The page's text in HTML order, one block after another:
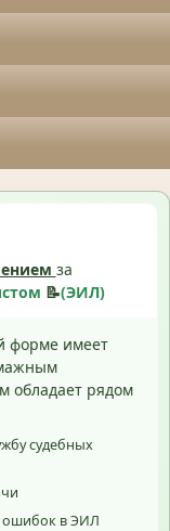
за
📝(ЭИЛ)
форме имеет
обладает рядом
судебных
ошибок в ЭИЛ